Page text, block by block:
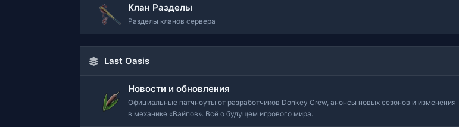
Клан Разделы
Разделы кланов сервера
Last Oasis
Новости и обновления
Официальные патчноуты от разработчиков Donkey Crew, анонсы новых сезонов и изменения
в механике «Вайпов». Всё о будущем игрового мира.